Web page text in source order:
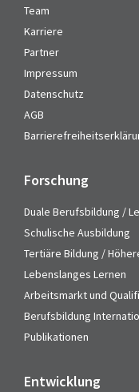
Team
Karriere
Partner
Impressum
Datenschutz
AGB
Forschung
Duale Berufsbildung /
Schulische Ausbildung
Tertiäre Bildung /
Lebenslanges Lernen
Arbeitsmarkt und
Berufsbildung
Publikationen
Entwicklung